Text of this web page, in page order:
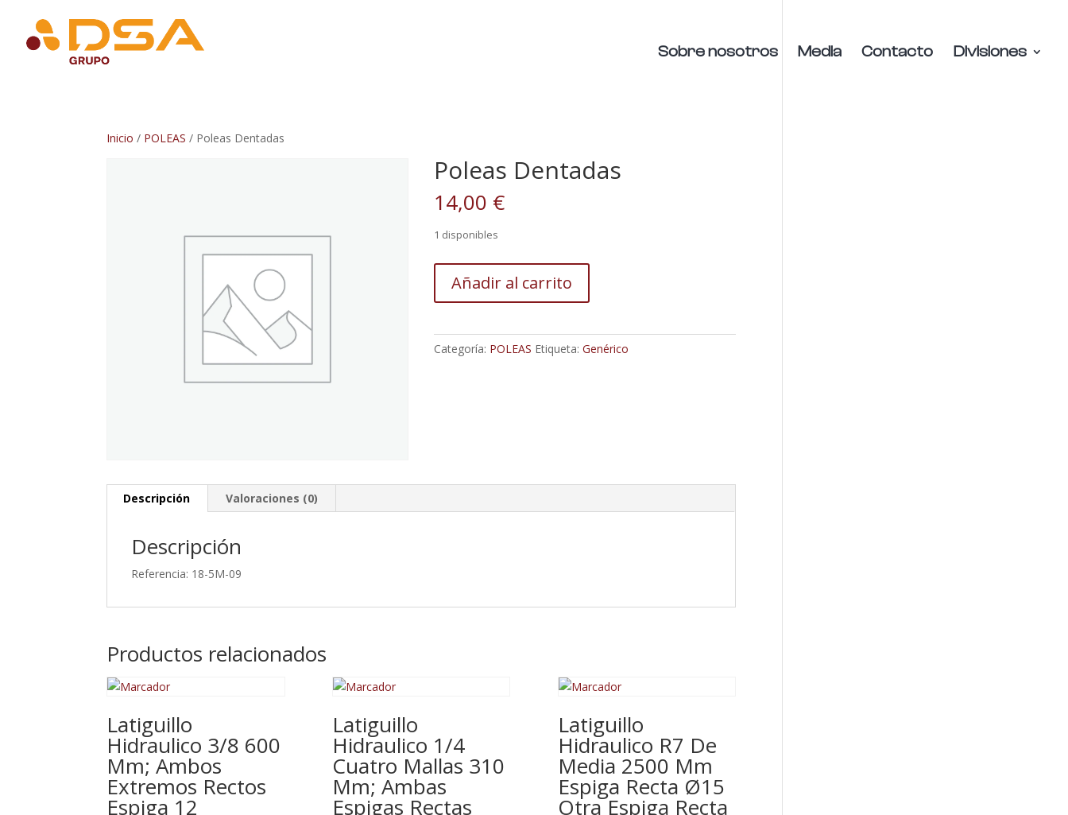
Sobre nosotros Media Contacto Divisiones
Inicio / POLEAS / Poleas Dentadas
Poleas Dentadas
14,00 €
1 disponibles
Dentadas
cantidad
Añadir al carrito
Categoría: POLEAS Etiqueta:Genérico
Descripción Valoraciones (0)
Descripción
Referencia: 18-5M-09
Productos relacionados
Latiguillo
Hidraulico 3/8 600
Mm; Ambos
Extremos Rectos
Espiga 12
Latiguillo
Hidraulico 1/4
Cuatro Mallas 310
Mm; Ambas
Espigas Rectas
Latiguillo
Hidraulico R7 De
Media 2500 Mm
Espiga Recta Ø15
Otra Espiga Recta